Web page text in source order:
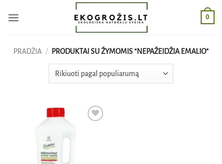
0
PRADŽIA / PRODUKTAI SU ŽYMOMIS “NEPAŽEIDŽIA EMALIO”